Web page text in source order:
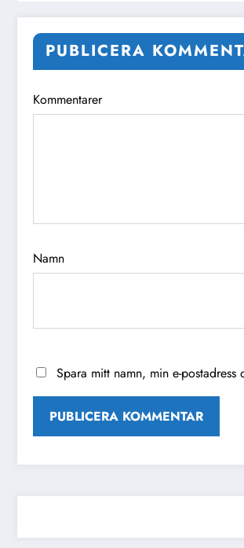
PUBLICERA
Kommentarer
Namn
Spara mitt namn, min e-